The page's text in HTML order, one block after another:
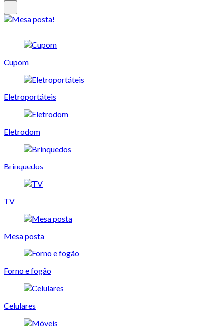
Cupom
Eletroportáteis
Eletrodom
Brinquedos
TV
Mesa posta
Forno e fogão
Celulares